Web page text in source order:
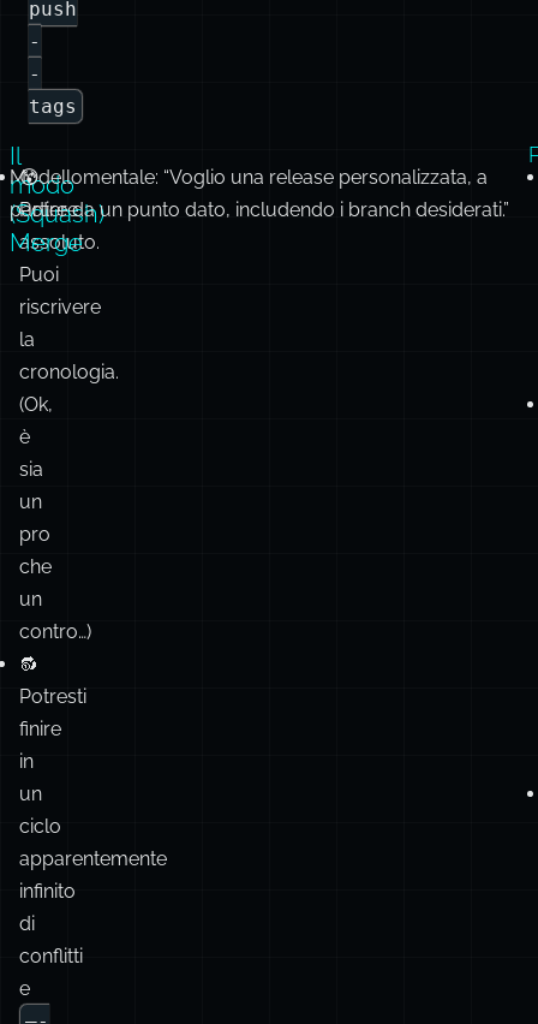
m
'Release
v1.2.3'
&&
push
-
-
tags
😰
Potere
assoluto.
Puoi
riscrivere
la
cronologia.
(Ok,
è
sia
un
pro
che
un
contro…)
🔂
Potresti
finire
in
un
ciclo
Il
modo
(Squash)
Merge
Modellomentale: “Voglio una release personalizzata, a
partire da un punto dato, includendo i branch desiderati.”